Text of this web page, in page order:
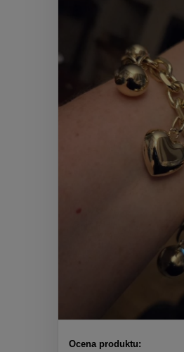
Ocena produktu: